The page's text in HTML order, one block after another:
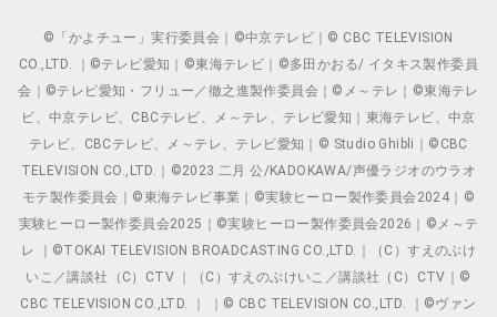
©「かよチュー」実行委員会｜©中京テレビ｜© CBC TELEVISION
CO.,LTD. ｜©テレビ愛知｜©東海テレビ｜©多田かおる/ イタキス製作委員
会｜©テレビ愛知・フリュー／徹之進製作委員会｜©メ～テレ｜©東海テレ
ビ、中京テレビ、CBCテレビ、メ～テレ、テレビ愛知｜東海テレビ、中京
テレビ、CBCテレビ、メ～テレ、テレビ愛知｜© Studio Ghibli｜©CBC
TELEVISION CO.,LTD.｜©2023 二月 公/KADOKAWA/声優ラジオのウラオ
モテ製作委員会｜©東海テレビ事業｜©実験ヒーロー製作委員会2024｜©
実験ヒーロー製作委員会2025｜©実験ヒーロー製作委員会2026｜©メ～テ
レ ｜©TOKAI TELEVISION BROADCASTING CO.,LTD.｜（C）すえのぶけ
いこ／講談社（C）CTV ｜（C）すえのぶけいこ／講談社（C）CTV｜©
CBC TELEVISION CO.,LTD. ｜ ｜© CBC TELEVISION CO.,LTD. ｜©ヴァン